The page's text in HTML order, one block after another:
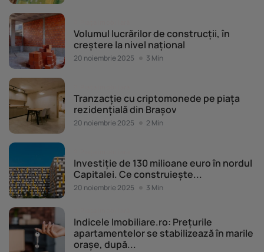
Volumul lucrărilor de construcții, în
creștere la nivel național
20 noiembrie 2025 3 Min
Tranzacție cu criptomonede pe piața
rezidențială din Brașov
20 noiembrie 2025 2 Min
Investiție de 130 milioane euro în nordul
Capitalei. Ce construiește...
20 noiembrie 2025 3 Min
Indicele Imobiliare.ro: Prețurile
apartamentelor se stabilizează în marile
orașe, după...